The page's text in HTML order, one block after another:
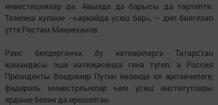
инвестицияләр дә. Авылда да барысы да тәртиптә.
Төзелеш күләме –һәркайда үсеш бар», – дип билгеләп
үтте Рөстәм Миңнеханов.
Рәис белдергәнчә, бу нәтиҗәләргә Татарстан
командасы эше нәтиҗәсендә генә түгел, ә Россия
Президенты Владимир Путин йөзендә ил җитәкчелеге,
федераль министрлыклар һәм үсеш институтлары
ярдәме белән дә ирешелгән.